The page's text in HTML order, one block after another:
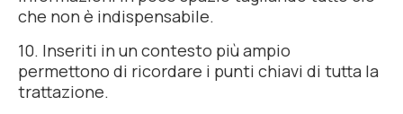
che non è indispensabile.
10. Inseriti in un contesto più ampio
permettono di ricordare i punti chiavi di tutta la
trattazione.